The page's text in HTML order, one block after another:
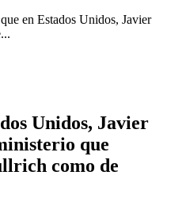
en Estados Unidos, Javier
Unidos, Javier
que
como de